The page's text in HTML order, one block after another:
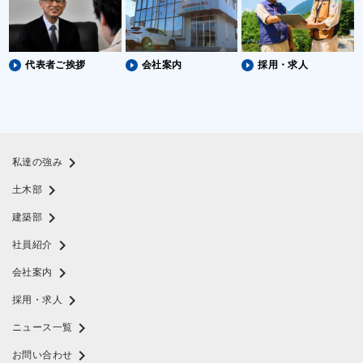
代表者ご挨拶 会社案内 採用・求人
私達の強み chevron_right
土木部 chevron_right
建築部 chevron_right
社員紹介 chevron_right
会社案内 chevron_right
採用・求人 chevron_right
ニュース一覧 chevron_right
お問い合わせ chevron_right